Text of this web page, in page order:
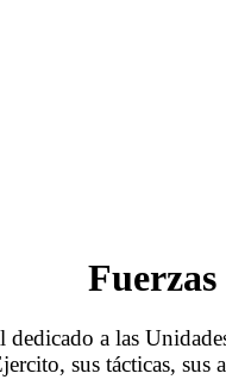
dedicado a las
sus tácticas, sus